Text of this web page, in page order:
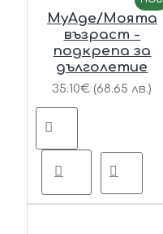
MyAge/Моята
възраст -
подкрепа за
дълголетие
35.10€ (68.65 лв.)